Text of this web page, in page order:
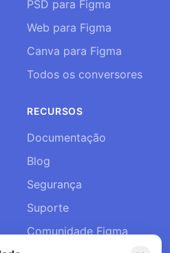
PSD para Figma
Web para Figma
Canva para Figma
Todos os conversores
RECURSOS
Documentação
Blog
Segurança
Suporte
Comunidade Figma